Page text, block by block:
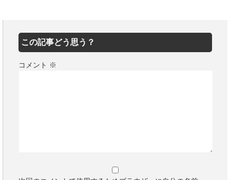
この記事どう思う？
コメント ※